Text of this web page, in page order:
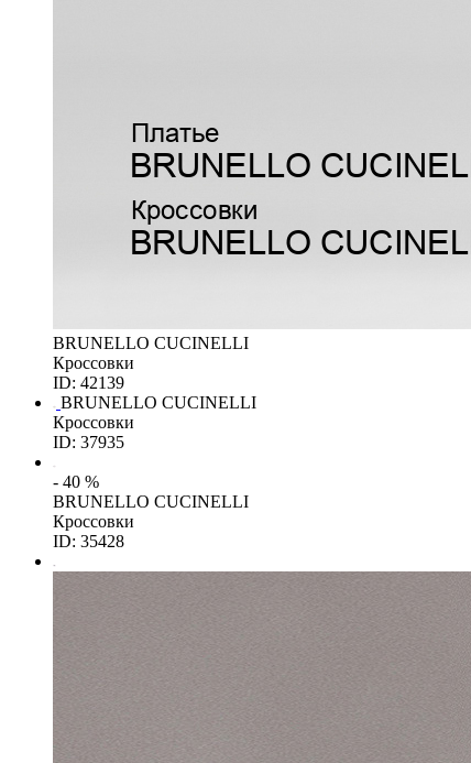
BRUNELLO CUCINELLI
Кроссовки
ID: 42139
BRUNELLO CUCINELLI
Кроссовки
ID: 37935
- 40 %
BRUNELLO CUCINELLI
Кроссовки
ID: 35428